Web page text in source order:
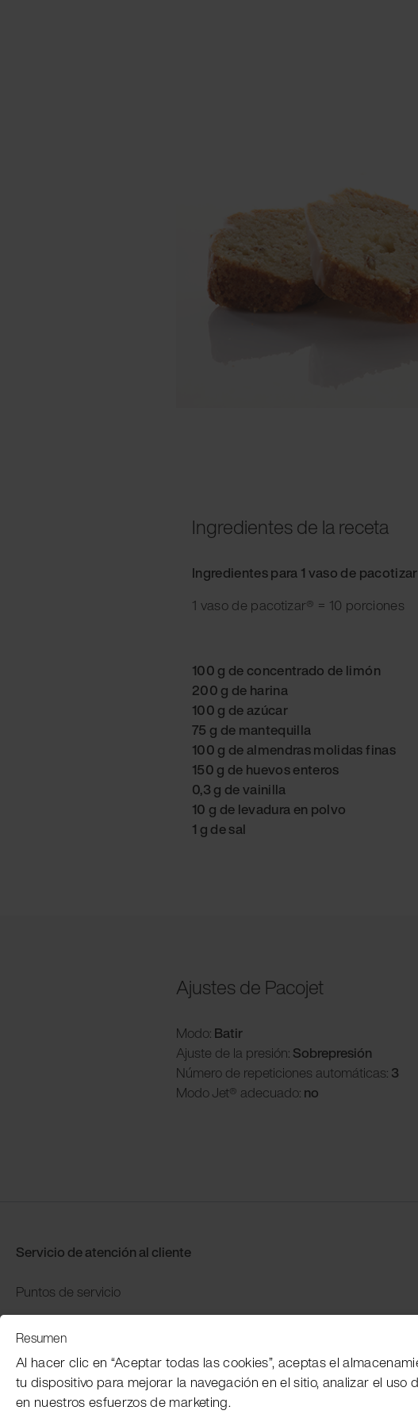
Ingredientes de la receta
Ingredientes para 1 vaso de
1 vaso de pacotizar® = 10 porciones
100 g de concentrado de limón
200 g de harina
100 g de azúcar
75 g de mantequilla
100 g de almendras molidas finas
150 g de huevos enteros
0,3 g de vainilla
10 g de levadura en polvo
1 g de sal
Ajustes de Pacojet
Modo: Batir
Ajuste de la presión: Sobrepresión
Número de repeticiones automáticas: 3
ModoJet® adecuado: no
Servicio de atención al cliente
Puntos de servicio
Distributors
Garantía y devolución
Pago y envío
Resumen
Al hacer clic en “Aceptar todas las cookies”, aceptas el
tu dispositivo para mejorar la navegación en el sitio, analizar el uso
en nuestros esfuerzos de marketing.